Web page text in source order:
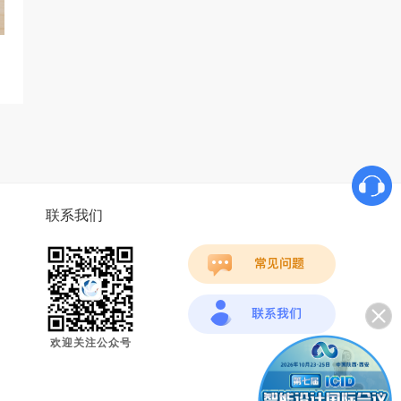
联系我们
欢迎关注公众号